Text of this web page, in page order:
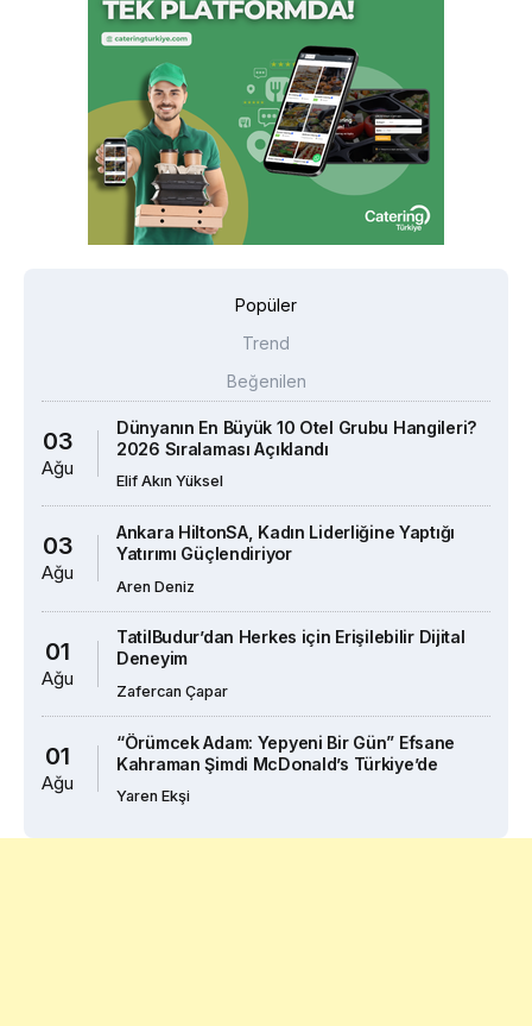
Popüler
Trend
Beğenilen
03
Ağu
Dünyanın En Büyük 10 Otel Grubu Hangileri?
2026 Sıralaması Açıklandı
Elif Akın Yüksel
03
Ağu
Ankara HiltonSA, Kadın Liderliğine Yaptığı
Yatırımı Güçlendiriyor
Aren Deniz
01
Ağu
TatilBudur’dan Herkes için Erişilebilir Dijital
Deneyim
Zafercan Çapar
01
Ağu
“Örümcek Adam: Yepyeni Bir Gün” Efsane
Kahraman Şimdi McDonald’s Türkiye’de
Yaren Ekşi